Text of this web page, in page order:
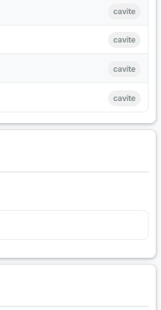
cavite
cavite
cavite
cavite